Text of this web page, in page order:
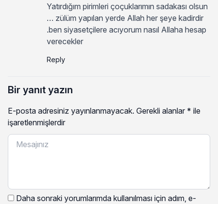
Yatırdığım pirimleri çoçuklarımın sadakası olsun
… zülüm yapılan yerde Allah her şeye kadirdir
.ben siyasetçilere acıyorum nasıl Allaha hesap
verecekler
Reply
Bir yanıt yazın
E-posta adresiniz yayınlanmayacak. Gerekli alanlar * ile
işaretlenmişlerdir
Daha sonraki yorumlarımda kullanılması için adım, e-